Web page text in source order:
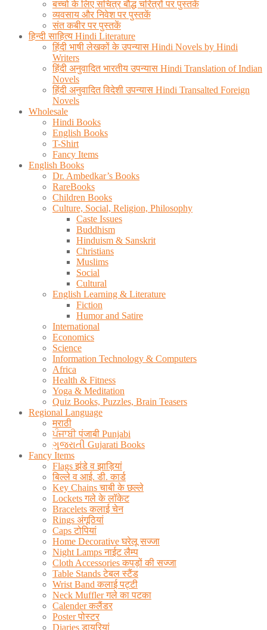
बच्चो के लिए सचित्र बौद्ध चरित्रों पर पुस्तकें
व्यवसाय और निवेश पर पुस्तकें
संत कबीर पर पुस्तकें
हिन्दी साहित्य Hindi Literature
हिंदी भाषी लेखकों के उपन्यास Hindi Novels by Hindi
Writers
हिंदी अनुवादित भारतीय उपन्यास Hindi Translation of Indian
Novels
हिंदी अनुवादित विदेशी उपन्यास Hindi Transalted Foreign
Novels
Wholesale
Hindi Books
English Books
T-Shirt
Fancy Items
English Books
Dr. Ambedkar’s Books
RareBooks
Children Books
Culture, Social, Religion, Philosophy
Caste Issues
Buddhism
Hinduism & Sanskrit
Christians
Muslims
Social
Cultural
English Learning & Literature
Fiction
Humor and Satire
International
Economics
Science
Information Technology & Computers
Africa
Health & Fitness
Yoga & Meditation
Quiz Books, Puzzles, Brain Teasers
Regional Language
मराठी
ਪੰਜਾਬੀ पंजाबी Punjabi
ગુજરાતી Gujarati Books
Fancy Items
Flags झंडे व झाड़ियां
बिल्ले व आई. डी. कार्ड
Key Chains चाबी के छल्ले
Lockets गले के लॉकेट
Bracelets कलाई चेन
Rings अंगूठियां
Caps टोपियां
Home Decorative घरेलू सज्जा
Night Lamps नाईट लैम्प
Cloth Accessories कपड़ों की सज्जा
Table Stands टेबल स्टैंड
Wrist Band कलाई पट्टी
Neck Muffler गले का पटका
Calender कलैंडर
Poster पोस्टर
Diaries डायरियां